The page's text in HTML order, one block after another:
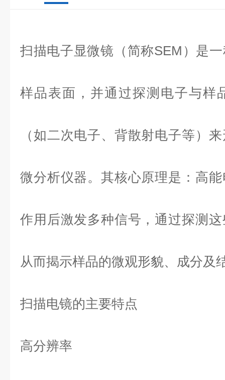
扫描电子显微镜 （简称SEM）是
样品表面，并通过探测电子与样
（如二次电子、背散射电子等）
微分析仪器。其核心原理是：高
作用后激发多种信号，通过探测
从而揭示样品的微观形貌、成分及
扫描电镜的主要特点
高分辨率